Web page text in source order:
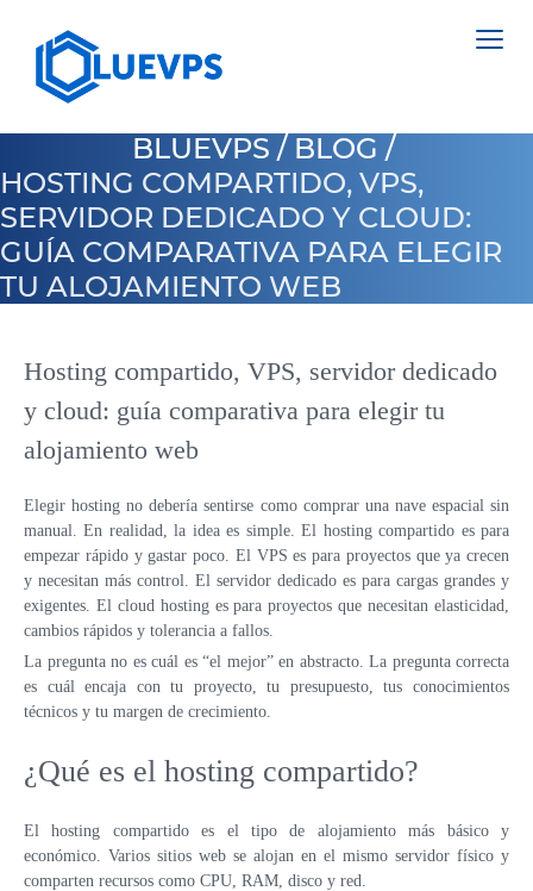
VPS PAÍSES BAJOS
VPS INGLATERRA
VPS HONG KONG
VPS CHIPRE
VPS ESTADOS UNIDOS >
VPS LOS ÁNGELES
VPS ATLANTA
VPS CANADÁ
VPS POLONIA
VPS ALEMANIA >
FRÁNCFORT VPS
DÜSSELDORF VPS
NETHERLANDS
POLAND
ESTONIA
CYPRUS
SWEDEN
HONG KONG
VPS DE 10 GBPS
VPS DE ALTA CARGA
ES
BLUEVPS / BLOG /
HOSTING COMPARTIDO, VPS,
SERVIDOR DEDICADO Y CLOUD:
GUÍA COMPARATIVA PARA ELEGIR
TU ALOJAMIENTO WEB
Hosting compartido, VPS, servidor dedicado
y cloud: guía comparativa para elegir tu
alojamiento web
Elegir hosting no debería sentirse como comprar una nave espacial sin
manual. En realidad, la idea es simple. El hosting compartido es para
empezar rápido y gastar poco. El VPS es para proyectos que ya crecen
y necesitan más control. El servidor dedicado es para cargas grandes y
exigentes. El cloud hosting es para proyectos que necesitan elasticidad,
cambios rápidos y tolerancia a fallos.
La pregunta no es cuál es “el mejor” en abstracto. La pregunta correcta
es cuál encaja con tu proyecto, tu presupuesto, tus conocimientos
técnicos y tu margen de crecimiento.
¿Qué es el hosting compartido?
El hosting compartido es el tipo de alojamiento más básico y
económico. Varios sitios web se alojan en el mismo servidor físico y
comparten recursos como CPU, RAM, disco y red.